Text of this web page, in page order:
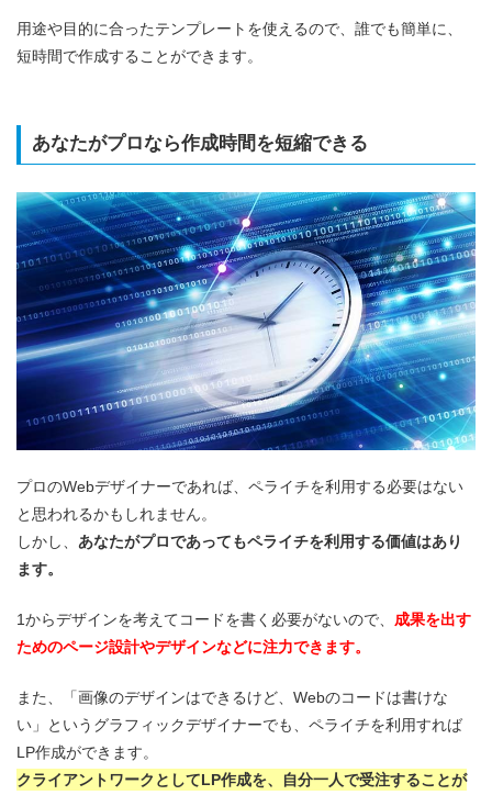
用途や目的に合ったテンプレートを使えるので、誰でも簡単に、
短時間で作成することができます。
あなたがプロなら作成時間を短縮できる
プロのWebデザイナーであれば、ペライチを利用する必要はない
と思われるかもしれません。
しかし、 あなたがプロであってもペライチを利用する価値はあり
ます。
1からデザインを考えてコードを書く必要がないので、 成果を出す
ためのページ設計やデザインなどに注力できます。
また、「画像のデザインはできるけど、Webのコードは書けな
い」というグラフィックデザイナーでも、ペライチを利用すれば
LP作成ができます。
クライアントワークとしてLP作成を、自分一人で受注することが